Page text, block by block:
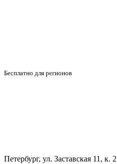
Бесплатно для регионов
Петербург, ул. Заставская 11, к. 2